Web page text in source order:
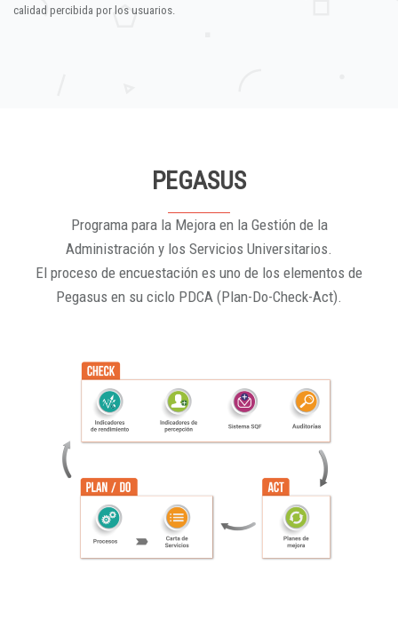
calidad percibida por los usuarios.
PEGASUS
Programa para la Mejora en la Gestión de la
Administración y los Servicios Universitarios.
El proceso de encuestación es uno de los elementos de
Pegasus en su ciclo PDCA (Plan-Do-Check-Act).